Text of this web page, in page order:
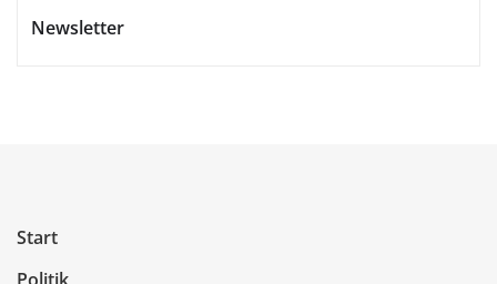
Newsletter
Start